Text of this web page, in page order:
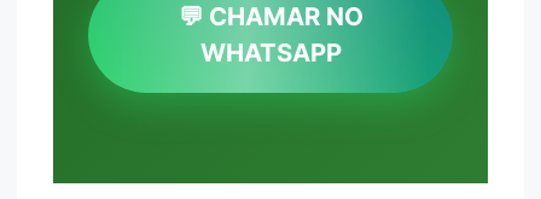
💬 CHAMAR NO
WHATSAPP